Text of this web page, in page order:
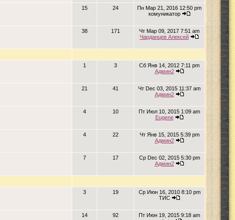
15 24
Пн Мар 21, 2016 12:50 pm
комуникатор
38 171
Чт Мар 09, 2017 7:51 am
Чарданцев Алексей
1 3
Сб Янв 14, 2012 7:11 pm
Админ2
21 41
Чт Dec 03, 2015 11:37 am
Админ2
4 10
Пт Июл 10, 2015 1:09 am
Eugene
4 22
Чт Янв 15, 2015 5:39 pm
Админ2
7 17
Ср Dec 02, 2015 5:30 pm
Админ2
3 19
Ср Июн 16, 2010 8:10 pm
ТИС
14 92
Пт Июн 19, 2015 9:18 am